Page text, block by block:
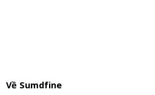
Về Sumdfine